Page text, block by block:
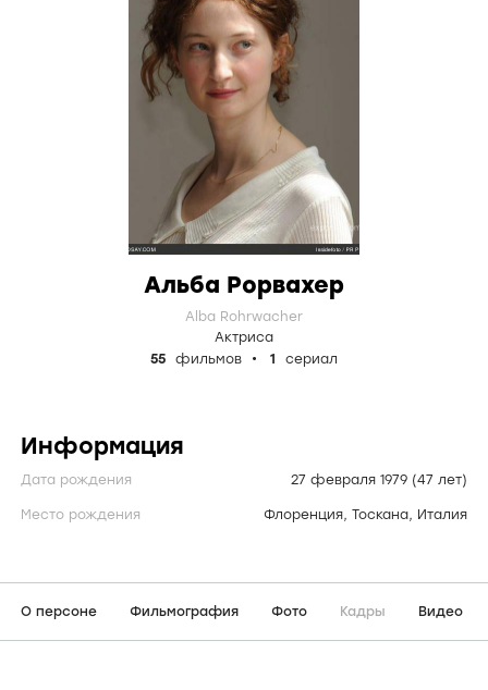
Альба Рорвахер
Alba Rohrwacher
Актриса
55
фильмов 1 сериал
Информация
Дата рождения 27 февраля 1979 (47 лет)
Место рождения Флоренция, Тоскана, Италия
О персоне Фильмография Фото Кадры Видео